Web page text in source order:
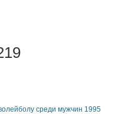
среди мужчин 1995